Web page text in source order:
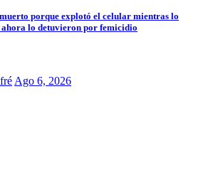
porque explotó el celular mientras lo
lo detuvieron por femicidio
Ago 6, 2026